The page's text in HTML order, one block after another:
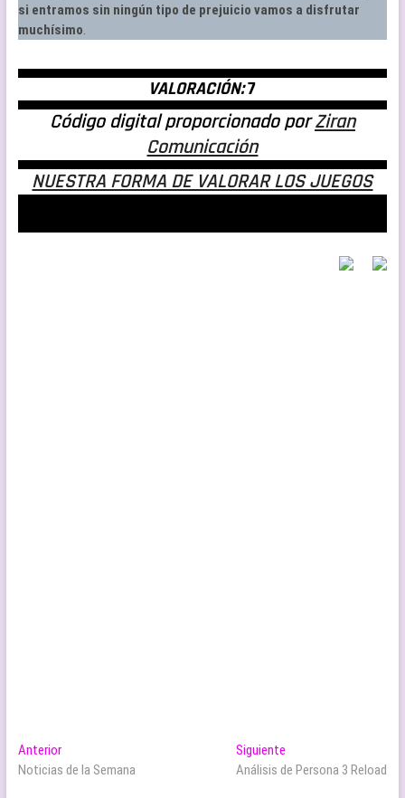
si entramos sin ningún tipo de prejuicio vamos a disfrutar
muchísimo.
VALORACIÓN:7
Código digital proporcionado porZiran
Comunicación
NUESTRA FORMA DE VALORAR LOS JUEGOS
Navegación
de
AnteriorEntrada
anterior:
Noticias de la Semana
Siguiente
siguiente:
Análisis de Persona 3 Reload